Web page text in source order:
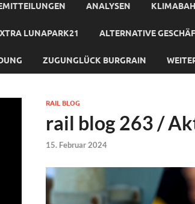
ANALYSEN
LUNAPARK21 ALTERNATIVE
ZUGUNGLÜCK BURGRAIN
RAIL BLOG
rail blog 263 /
15. Februar 2024